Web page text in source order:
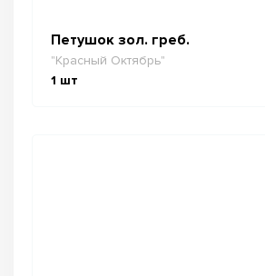
Петушок зол. греб.
"Красный Октябрь"
1 шт